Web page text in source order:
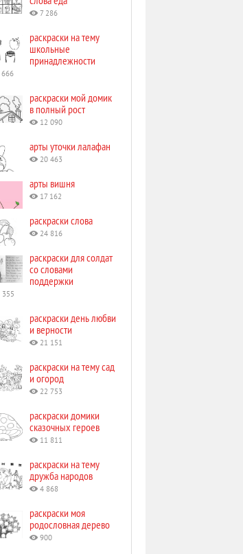
7 286
раскраски на тему
школьные
принадлежности
666
раскраски мой домик
в полный рост
12 090
арты уточки лалафан
20 463
арты вишня
17 162
раскраски слова
24 816
раскраски для солдат
со словами
поддержки
355
раскраски день любви
и верности
21 151
раскраски на тему сад
и огород
22 753
раскраски домики
сказочных героев
11 811
раскраски на тему
дружба народов
4 868
раскраски моя
родословная дерево
900